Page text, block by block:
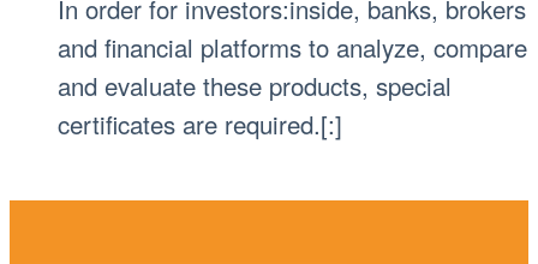
In order for investors:inside, banks, brokers
and financial platforms to analyze, compare
and evaluate these products, special
certificates are required.[:]